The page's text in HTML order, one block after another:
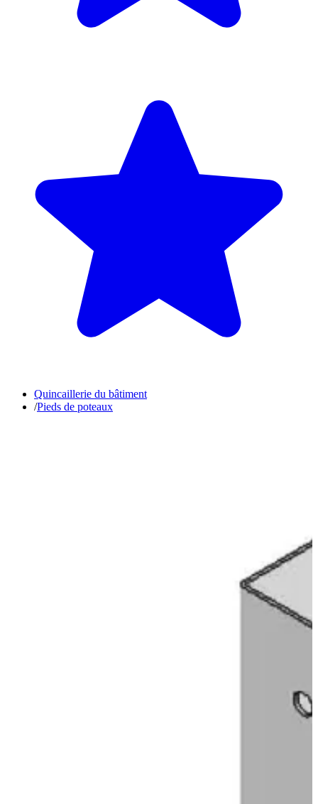
Quincaillerie du bâtiment
/Pieds de poteaux